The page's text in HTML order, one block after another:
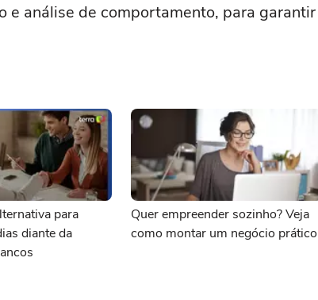
e análise de comportamento, para garantir
para
diante da
Quer empreender sozinho? Veja
como montar um negócio prático